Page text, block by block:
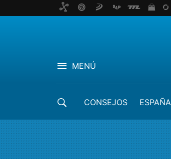
MENÚ
CONSEJOS ESPAÑA